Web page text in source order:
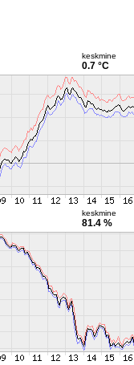
keskmine
0.7 °C
keskmine
81.4 %